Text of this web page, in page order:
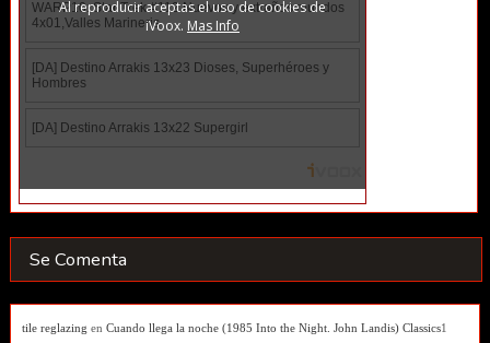
Se Comenta
tile reglazing en Cuando llega la noche (1985 Into the Night. John Landis) Classics1